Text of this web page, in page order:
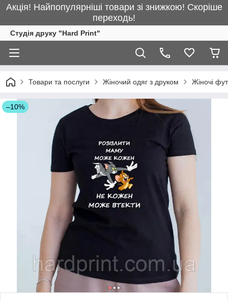
Акція! Найпопулярніші товари зі знижкою! Скоріше
переходь!
Студія друку "Hard Print"
Товари та послуги Жіночий одяг з друком Жіночі
–10%